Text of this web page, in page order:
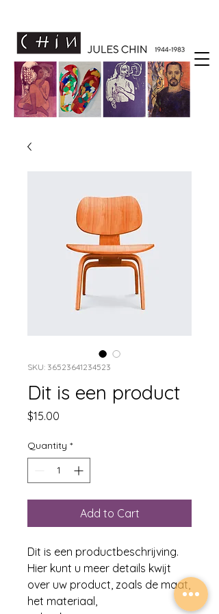
SKU: 36523641234523
Dit is een product
$15.00
Quantity *
Add to Cart
Dit is een productbeschrijving.
Hier kunt u meer details kwijt
over uw product, zoals de maat,
het materiaal,